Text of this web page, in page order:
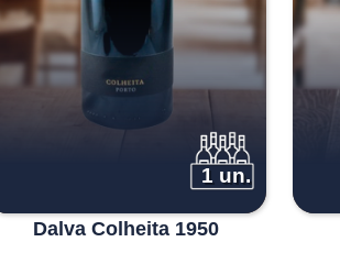
1 un.
Dalva Colheita 1950